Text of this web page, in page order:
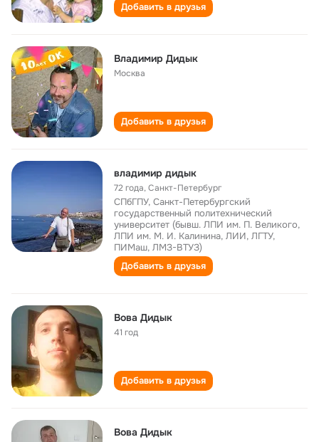
Добавить в друзья
Владимир Дидык
Москва
Добавить в друзья
владимир дидык
72 года,Санкт-Петербург
СПбГПУ, Санкт-Петербургский
государственный политехнический
университет (бывш. ЛПИ им. П. Великого,
ЛПИ им. М. И. Калинина, ЛИИ, ЛГТУ,
ПИМаш, ЛМЗ-ВТУЗ)
Добавить в друзья
Вова Дидык
41 год
Добавить в друзья
Вова Дидык